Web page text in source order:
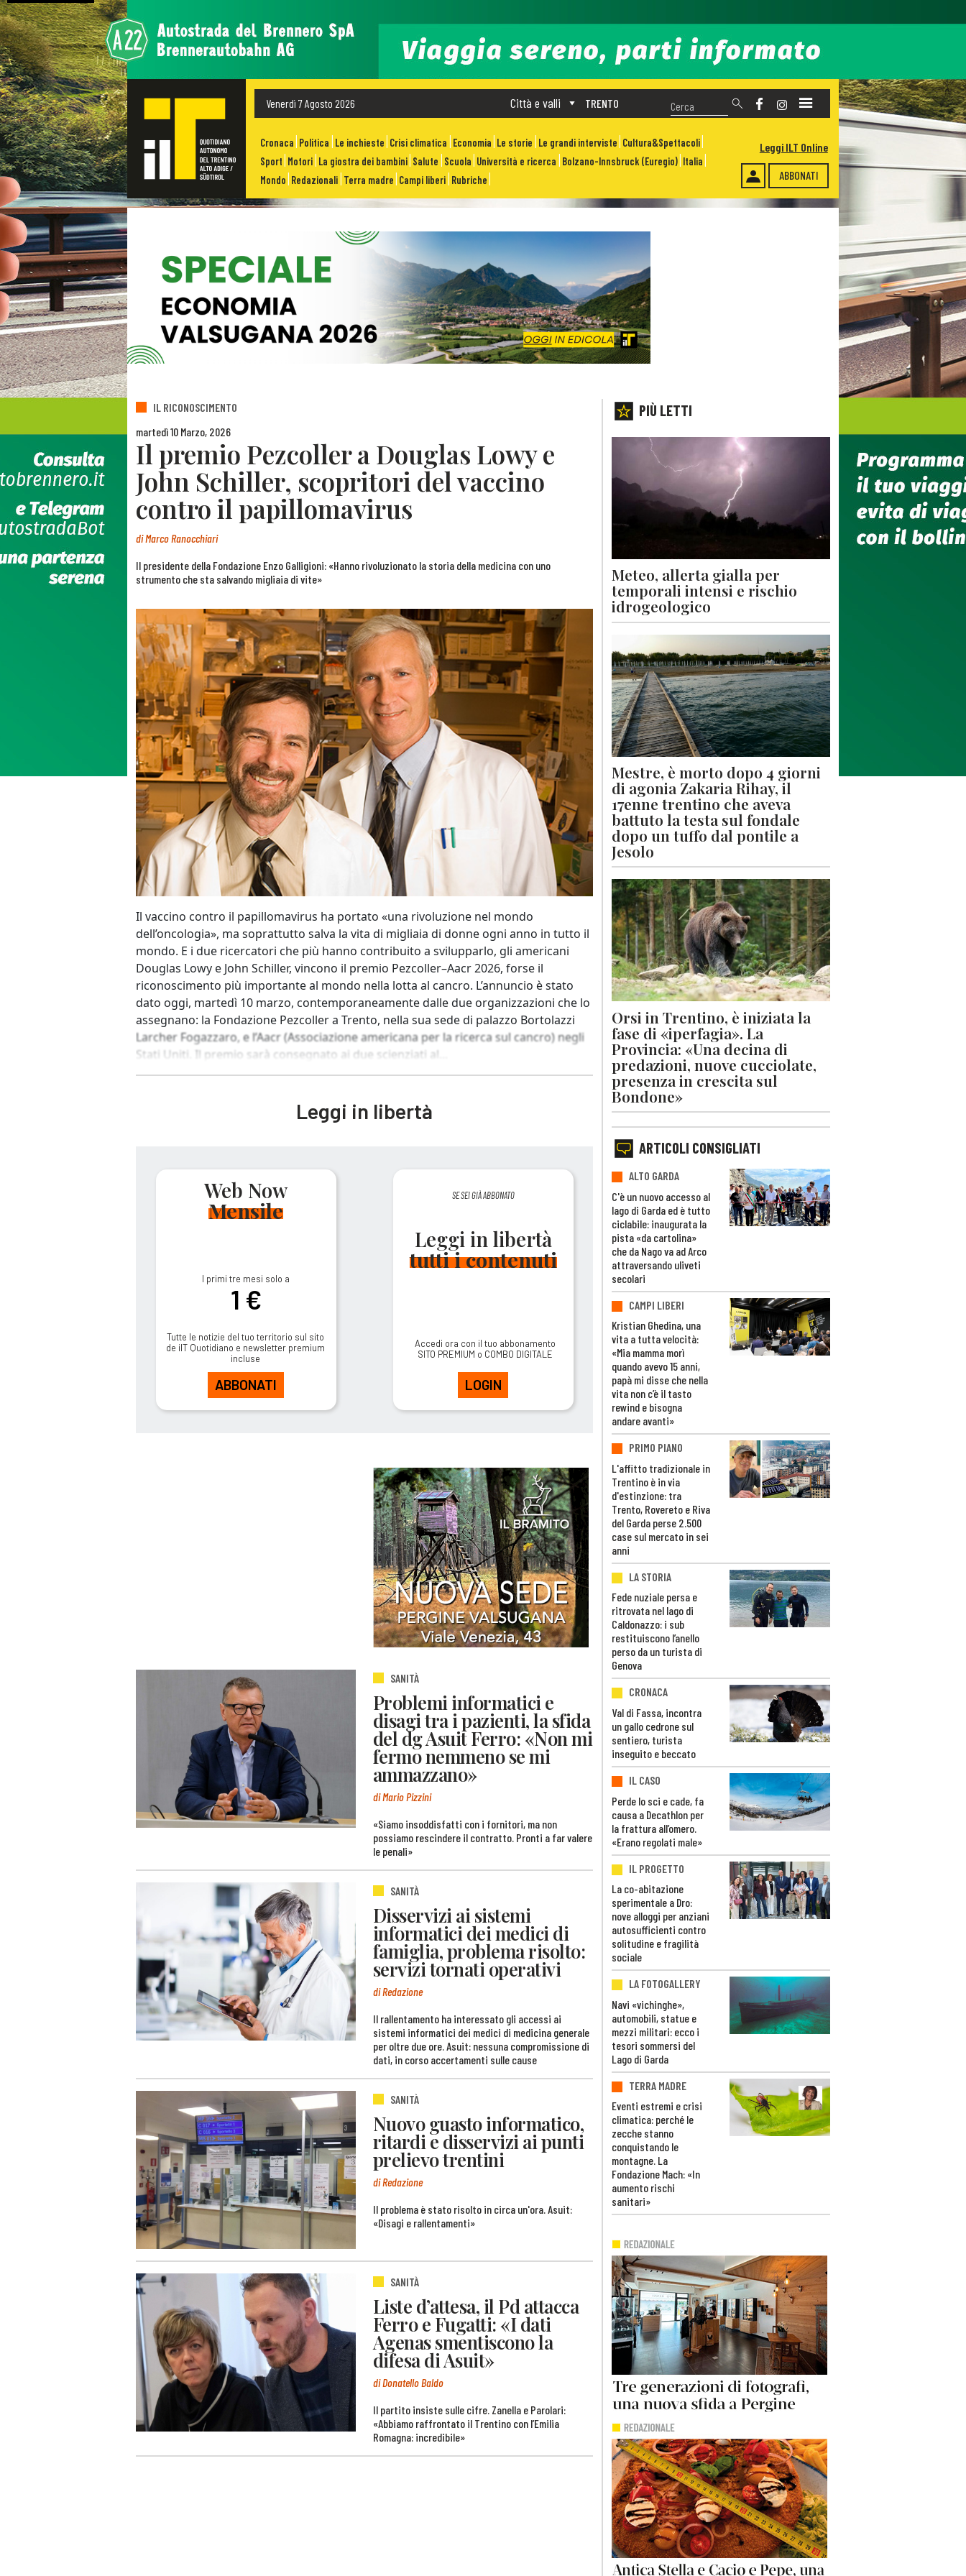
Venerdì 7 Agosto 2026 TRENTO
Città e valli
Cronaca Politica Le inchieste Crisi climatica Economia Le storie Le grandi interviste Cultura&Spettacoli
Sport Motori La giostra dei bambini Salute Scuola Università e ricerca Bolzano-Innsbruck (Euregio) Italia
Mondo Redazionali Terra madre Campi liberi Rubriche ABBONATI
Leggi ILT Online
IL RICONOSCIMENTO
martedì 10 Marzo, 2026
Il premio Pezcoller a Douglas Lowy e
John Schiller, scopritori del vaccino
contro il papillomavirus
diMarco Ranocchiari
Il presidente della Fondazione Enzo Galligioni: «Hanno rivoluzionato la storia della medicina con uno
strumento che sta salvando migliaia di vite»
Il vaccino contro il papillomavirus ha portato «una rivoluzione nel mondo
dell’oncologia», ma soprattutto salva la vita di migliaia di donne ogni anno in tutto il
mondo. E i due ricercatori che più hanno contribuito a svilupparlo, gli americani
Douglas Lowy e John Schiller, vincono il premio Pezcoller–Aacr 2026, forse il
riconoscimento più importante al mondo nella lotta al cancro. L’annuncio è stato
dato oggi, martedì 10 marzo, contemporaneamente dalle due organizzazioni che lo
assegnano: la Fondazione Pezcoller a Trento, nella sua sede di palazzo Bortolazzi
Larcher Fogazzaro, e l’Aacr (Associazione americana per la ricerca sul cancro) negli
Stati Uniti. Il premio sarà consegnato ai due scienziati al...
Leggi in libertà
Web Now
Mensile
I primi tre mesi solo a
1 €
Tutte le notizie del tuo territorio sul sito
de ilT Quotidiano e newsletter premium
incluse
ABBONATI
SE SEI GIÀ ABBONATO
Leggi in libertà
tutti i contenuti
Accedi ora con il tuo abbonamento
SITO PREMIUM o COMBO DIGITALE
LOGIN
SANITÀ
Problemi informatici e
disagi tra i pazienti, la sfida
del dg Asuit Ferro: «Non mi
fermo nemmeno se mi
ammazzano»
di Mario Pizzini
«Siamo insoddisfatti con i fornitori, ma non
possiamo rescindere il contratto. Pronti a far valere
le penali»
SANITÀ
Disservizi ai sistemi
informatici dei medici di
famiglia, problema risolto:
servizi tornati operativi
di Redazione
Il rallentamento ha interessato gli accessi ai
sistemi informatici dei medici di medicina generale
per oltre due ore. Asuit: nessuna compromissione di
dati, in corso accertamenti sulle cause
SANITÀ
Nuovo guasto informatico,
ritardi e disservizi ai punti
prelievo trentini
di Redazione
Il problema è stato risolto in circa un'ora. Asuit:
«Disagi e rallentamenti»
SANITÀ
Liste d’attesa, il Pd attacca
Ferro e Fugatti: «I dati
Agenas smentiscono la
difesa di Asuit»
di Donatello Baldo
Il partito insiste sulle cifre. Zanella e Parolari:
«Abbiamo raffrontato il Trentino con l’Emilia
Romagna: incredibile»
PIÙ LETTI
Meteo, allerta gialla per
temporali intensi e rischio
idrogeologico
Mestre, è morto dopo 4 giorni
di agonia Zakaria Rihay, il
17enne trentino che aveva
battuto la testa sul fondale
dopo un tuffo dal pontile a
Jesolo
Orsi in Trentino, è iniziata la
fase di «iperfagia». La
Provincia: «Una decina di
predazioni, nuove cucciolate,
presenza in crescita sul
Bondone»
ARTICOLI CONSIGLIATI
ALTO GARDA
C'è un nuovo accesso al
lago di Garda ed è tutto
ciclabile: inaugurata la
pista «da cartolina»
che da Nago va ad Arco
attraversando uliveti
secolari
CAMPI LIBERI
Kristian Ghedina, una
vita a tutta velocità:
«Mia mamma morì
quando avevo 15 anni,
papà mi disse che nella
vita non c’è il tasto
rewind e bisogna
andare avanti»
PRIMO PIANO
L'affitto tradizionale in
Trentino è in via
d'estinzione: tra
Trento, Rovereto e Riva
del Garda perse 2.500
case sul mercato in sei
anni
LA STORIA
Fede nuziale persa e
ritrovata nel lago di
Caldonazzo: i sub
restituiscono l’anello
perso da un turista di
Genova
CRONACA
Val di Fassa, incontra
un gallo cedrone sul
sentiero, turista
inseguito e beccato
IL CASO
Perde lo sci e cade, fa
causa a Decathlon per
la frattura all’omero.
«Erano regolati male»
IL PROGETTO
La co-abitazione
sperimentale a Dro:
nove alloggi per anziani
autosufficienti contro
solitudine e fragilità
sociale
LA FOTOGALLERY
Navi «vichinghe»,
automobili, statue e
mezzi militari: ecco i
tesori sommersi del
Lago di Garda
TERRA MADRE
Eventi estremi e crisi
climatica: perché le
zecche stanno
conquistando le
montagne. La
Fondazione Mach: «In
aumento rischi
sanitari»